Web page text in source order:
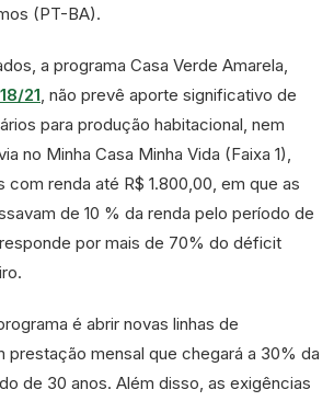
(PT-BA).
a programa Casa Verde Amarela,
21, não prevê aporte significativo de
para produção habitacional, nem
no Minha Casa Minha Vida (Faixa 1),
com renda até R$ 1.800,00, em que as
de 10 % da renda pelo período de
por mais de 70% do déficit
é abrir novas linhas de
prestação mensal que chegará a 30% da
de 30 anos. Além disso, as exigências